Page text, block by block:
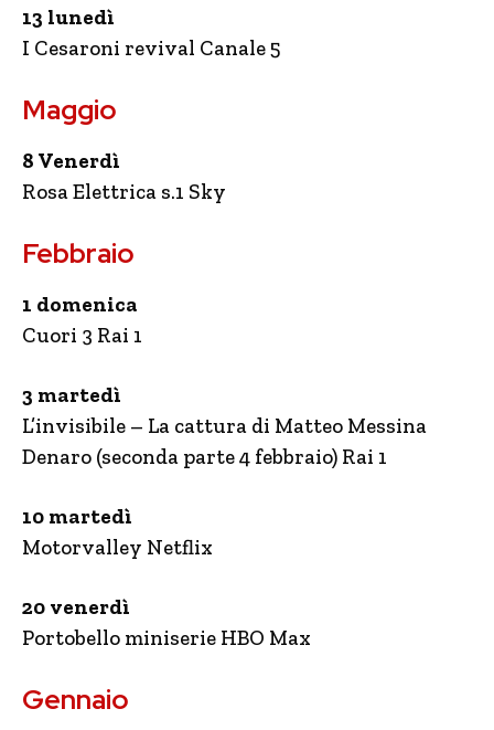
13 lunedì
I Cesaroni revival Canale 5
Maggio
8 Venerdì
Rosa Elettrica s.1 Sky
Febbraio
1 domenica
Cuori 3 Rai 1
3 martedì
L’invisibile – La cattura di Matteo Messina
Denaro (seconda parte 4 febbraio) Rai 1
10 martedì
Motorvalley Netflix
20 venerdì
Portobello miniserie HBO Max
Gennaio